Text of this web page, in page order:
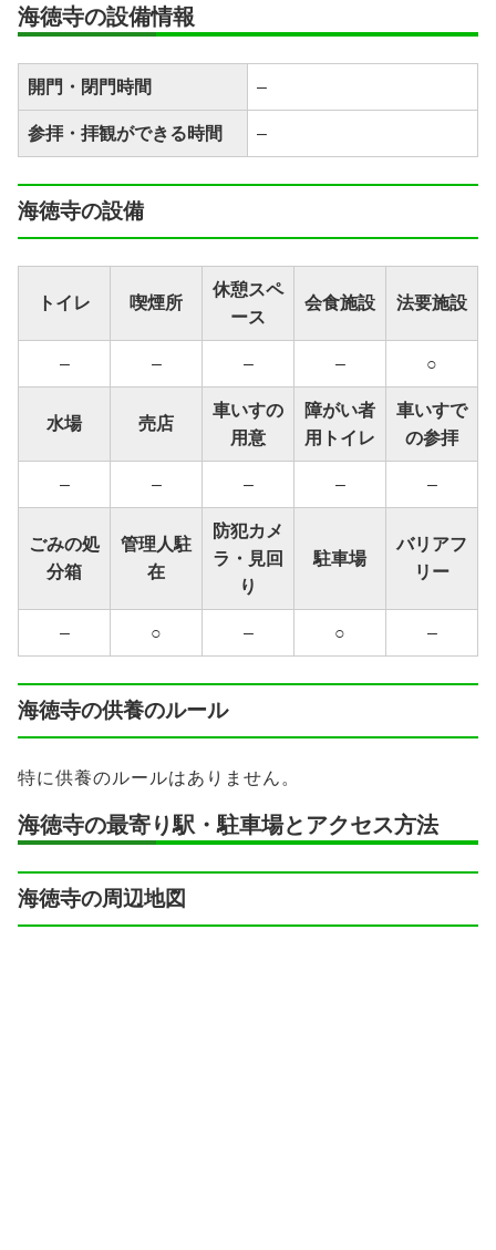
海徳寺の設備情報
開門・閉門時間 –
参拝・拝観ができる時間 –
海徳寺の設備
トイレ 喫煙所
休憩スペ
ース
会食施設 法要施設
– – – – ○
水場 売店
車いすの
用意
障がい者
用トイレ
車いすで
の参拝
– – – – –
ごみの処
分箱
管理人駐
在
防犯カメ
ラ・見回
り
駐車場
バリアフ
リー
– ○ – ○ –
海徳寺の供養のルール
特に供養のルールはありません。
海徳寺の最寄り駅・駐車場とアクセス方法
海徳寺の周辺地図